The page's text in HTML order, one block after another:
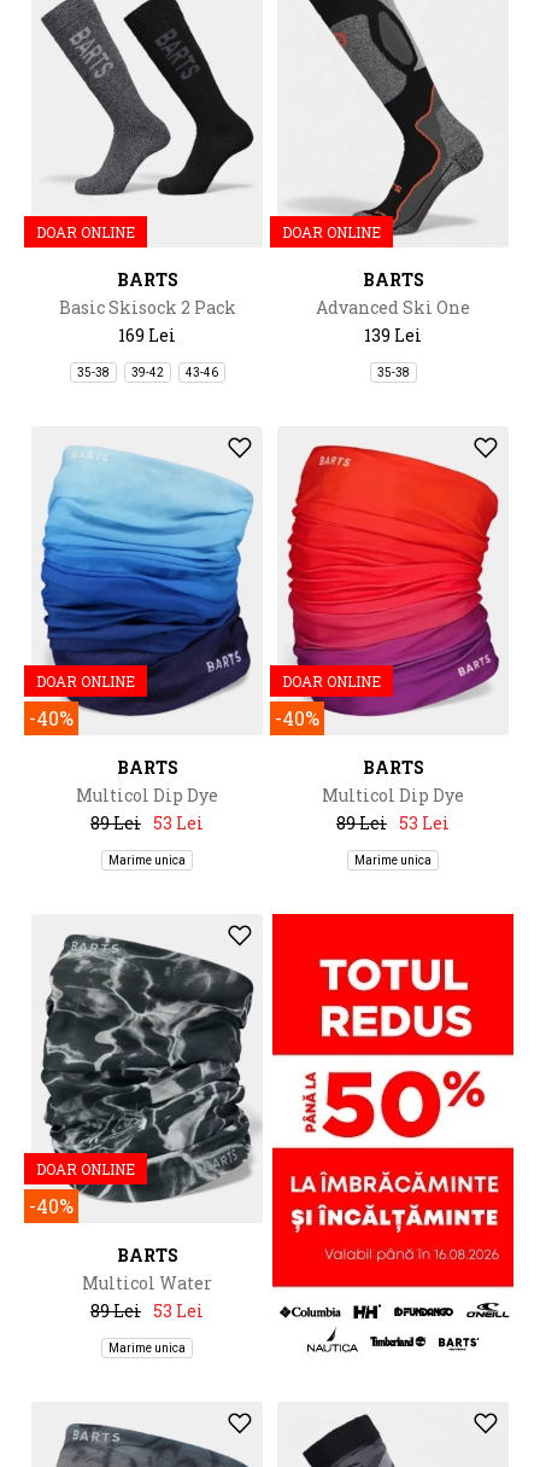
DOAR ONLINE
BARTS
Basic Skisock 2 Pack
169 Lei
35-38 39-42 43-46
DOAR ONLINE
BARTS
Advanced Ski One
139 Lei
35-38
DOAR ONLINE
-40%
BARTS
Multicol Dip Dye
89 Lei 53 Lei
Marime unica
DOAR ONLINE
-40%
BARTS
Multicol Dip Dye
89 Lei 53 Lei
Marime unica
DOAR ONLINE
-40%
BARTS
Multicol Water
89 Lei 53 Lei
Marime unica